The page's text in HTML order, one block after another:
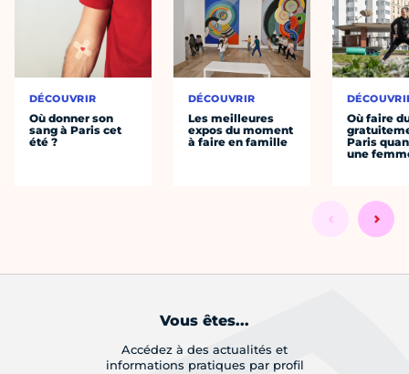
DÉCOUVRIR
Où donner son
sang à Paris cet
été ?
DÉCOUVRIR
Les meilleures
expos du moment
à faire en famille
Où faire
Paris
une
Vous êtes...
Accédez à des actualités et
informations pratiques par profil